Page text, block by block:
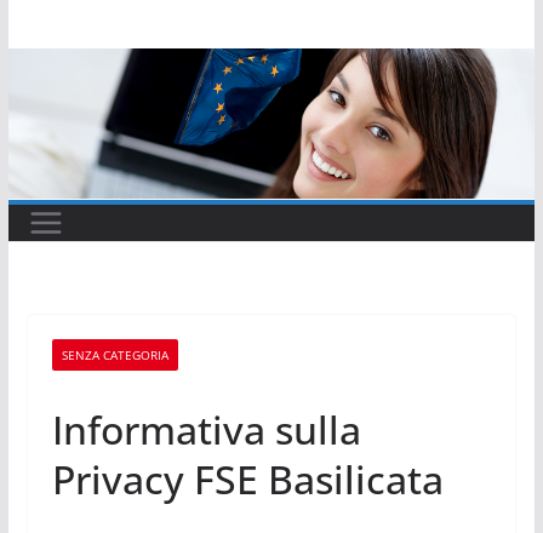
al
SENZA CATEGORIA
Informativa sulla
Privacy FSE Basilicata